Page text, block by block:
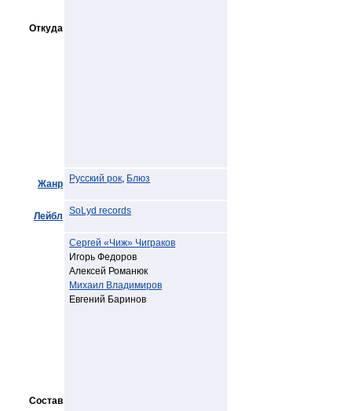
Откуда
Жанр Русский рок, Блюз
Лейбл SoLyd records
Состав
Сергей «Чиж» Чиграков
Игорь Федоров
Алексей Романюк
Михаил Владимиров
Евгений Баринов